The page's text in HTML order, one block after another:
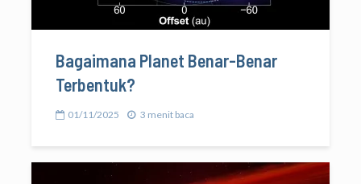
Bagaimana Planet Benar-Benar
Terbentuk?
01/11/2025 3 menit baca